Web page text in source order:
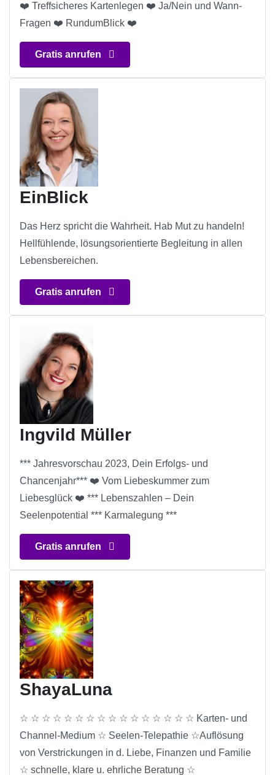
❤️ Treffsicheres Kartenlegen ❤️ Ja/Nein und Wann-
Fragen ❤️ RundumBlick ❤️
Gratis anrufen
EinBlick
Das Herz spricht die Wahrheit. Hab Mut zu handeln!
Hellfühlende, lösungsorientierte Begleitung in allen
Lebensbereichen.
Gratis anrufen
Ingvild Müller
*** Jahresvorschau 2023, Dein Erfolgs- und
Chancenjahr*** ❤️ Vom Liebeskummer zum
Liebesglück ❤️ *** Lebenszahlen – Dein
Seelenpotential *** Karmalegung ***
Gratis anrufen
ShayaLuna
☆ ☆ ☆ ☆ ☆ ☆ ☆ ☆ ☆ ☆ ☆ ☆ ☆ ☆ ☆ ☆ Karten- und
Channel-Medium ☆ Seelen-Telepathie ☆Auflösung
von Verstrickungen in d. Liebe, Finanzen und Familie
☆ schnelle, klare u. ehrliche Beratung ☆